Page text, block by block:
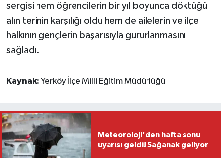
sergisi hem öğrencilerin bir yıl boyunca döktüğü
alın terinin karşılığı oldu hem de ailelerin ve ilçe
halkının gençlerin başarısıyla gururlanmasını
sağladı.
Kaynak: Yerköy İlçe Milli Eğitim Müdürlüğü
Meteoroloji'den hafta sonu
uyarısı geldi! Sağanak geliyor